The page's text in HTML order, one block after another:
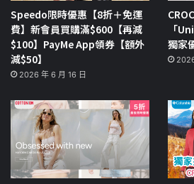
Speedo限時優惠【8折＋免運
費】新會員買購滿$600【再減
$100】PayMe App領券【額外
減$50】
2026 年 6 月 16 日
「
獨家